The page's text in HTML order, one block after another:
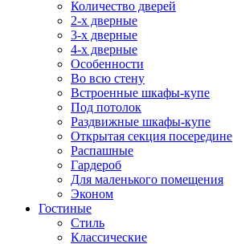
Количество дверей
2-х дверные
3-х дверные
4-х дверные
Особенности
Во всю стену
Встроенные шкафы-купе
Под потолок
Раздвижные шкафы-купе
Открытая секция посередине
Распашные
Гардероб
Для маленького помещения
Эконом
Гостиные
Стиль
Классические